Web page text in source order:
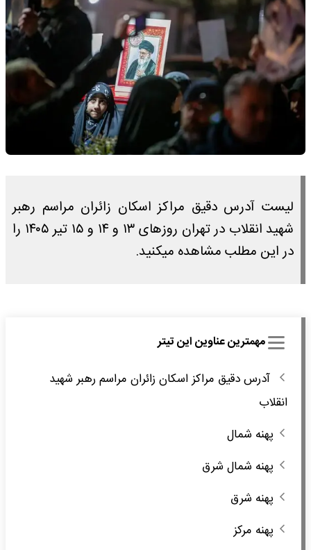
لیست آدرس دقیق مراکز اسکان زائران مراسم رهبر
شهید انقلاب در تهران روزهای ۱۳ و ۱۴ و ۱۵ تیر ۱۴۰۵ را
در این مطلب مشاهده میکنید.
مهمترین عناوین این تیتر
آدرس دقیق مراکز اسکان زائران مراسم رهبر شهید
انقلاب
پهنه شمال
پهنه شمال شرق
پهنه شرق
پهنه مرکز